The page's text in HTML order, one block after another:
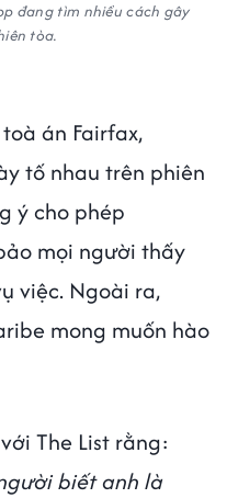
đang tìm nhiều cách gây
tòa.
án Fairfax,
tố nhau trên phiên
ý cho phép
mọi người thấy
việc. Ngoài ra,
mong muốn hào
The List rằng:
biết anh là